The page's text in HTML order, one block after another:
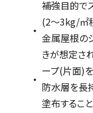
補強目的で
(2～3kg/㎡
金属屋根の
きが想定さ
ープ(片面)
防水層を長
塗布するこ